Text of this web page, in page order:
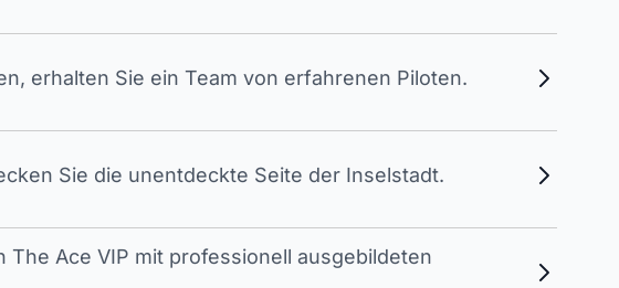
erhalten Sie ein Team von erfahrenen Piloten.
Sie die unentdeckte Seite der Inselstadt.
Ace VIP mit professionell ausgebildeten